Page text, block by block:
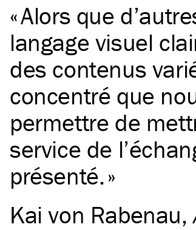
Alors que
langage visuel
des contenus
concentré que
permettre de
service de
présenté.
Kai von Rabenau,